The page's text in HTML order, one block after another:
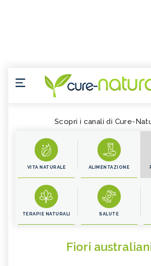
Scopri i canali di Cure-
VITA NATURALE ALIMENTAZIONE
TERAPIE NATURALI SALUTE
Fiori